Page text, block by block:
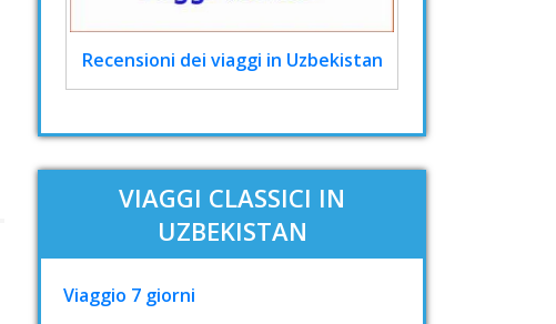
Recensioni dei viaggi in Uzbekistan
VIAGGI CLASSICI IN
UZBEKISTAN
Viaggio 7 giorni